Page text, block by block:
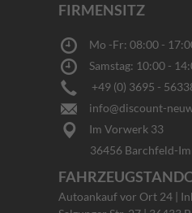
FIRMENSITZ
Mo -Fr: 08:00 -
Samstag: 10:00 -
+49 (0) 3695 -
info@discount-
Im Vorwerk 33
36456 Barchfeld-
Autoankauf vor Ort 24 |